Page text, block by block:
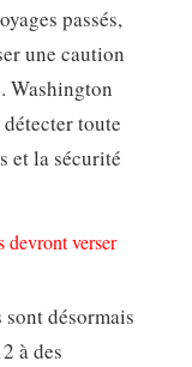
passés,
une caution
Washington
toute
et la sécurité
devront verser
désormais
à des